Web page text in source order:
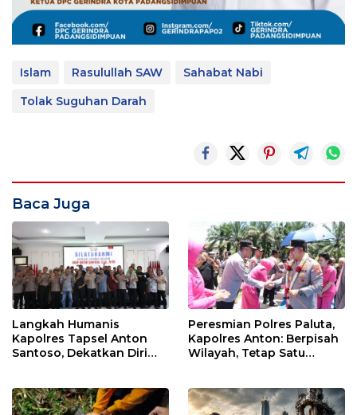
Islam Rasulullah SAW
Sahabat Nabi
Tolak Suguhan Darah
Baca Juga
Langkah Humanis
Kapolres Tapsel Anton
Santoso, Dekatkan Diri
Peresmian Polres Paluta,
Kapolres Anton: Berpisah
Wilayah, Tetap Satu